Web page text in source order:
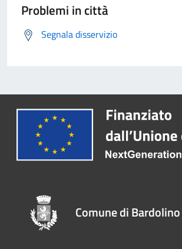
Problemi in città
Segnala disservizio
Comune di Bardolino